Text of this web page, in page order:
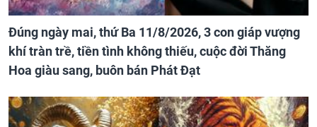
Đúng ngày mai, thứ Ba 11/8/2026, 3 con giáp vượng
khí tràn trề, tiền tình không thiếu, cuộc đời Thăng
Hoa giàu sang, buôn bán Phát Đạt